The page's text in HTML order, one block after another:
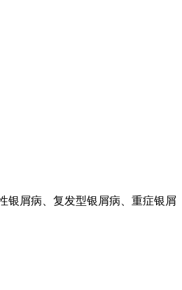
银屑病、复发型银屑病、重症银屑